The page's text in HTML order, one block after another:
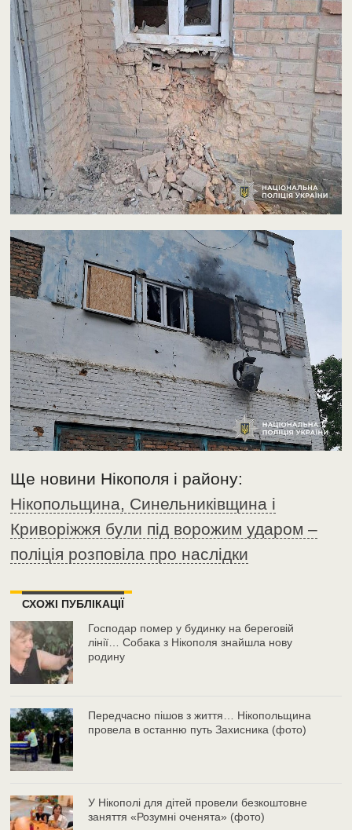
Ще новини Нікополя і району:
Нікопольщина, Синельниківщина і
Криворіжжя були під ворожим ударом –
поліція розповіла про наслідки
СХОЖІ ПУБЛІКАЦІЇ
Господар помер у будинку на береговій
лінії… Собака з Нікополя знайшла нову
родину
Передчасно пішов з життя… Нікопольщина
провела в останню путь Захисника (фото)
У Нікополі для дітей провели безкоштовне
заняття «Розумні оченята» (фото)